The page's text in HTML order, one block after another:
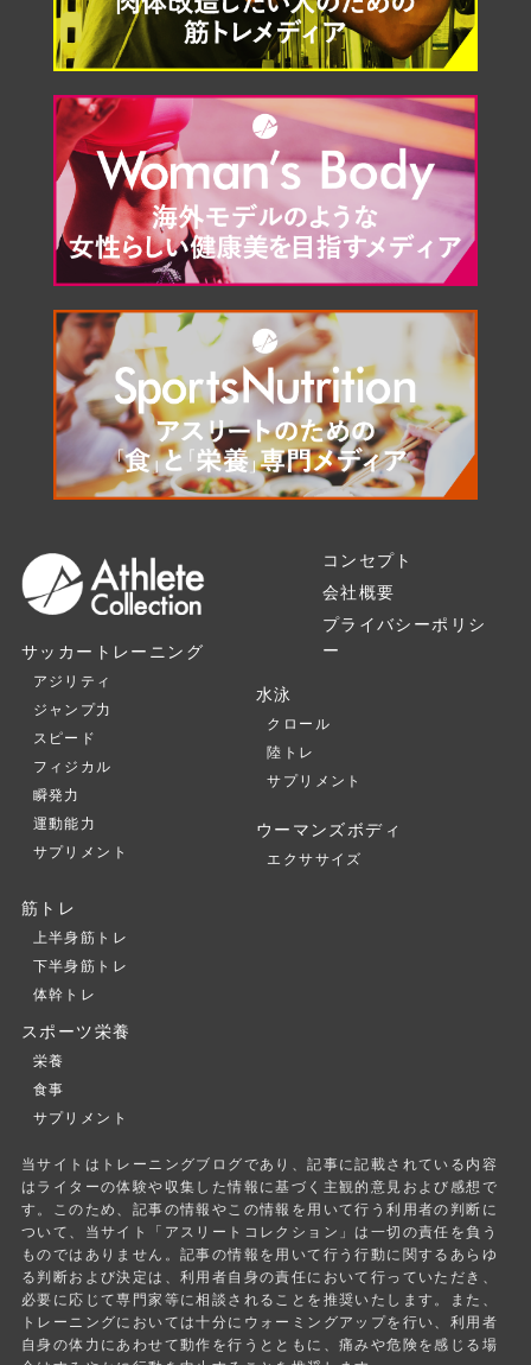
コンセプト
会社概要
プライバシーポリシ
ー
サッカートレーニング
アジリティ
ジャンプ力
スピード
フィジカル
瞬発力
運動能力
サプリメント
水泳
クロール
陸トレ
サプリメント
ウーマンズボディ
エクササイズ
筋トレ
上半身筋トレ
下半身筋トレ
体幹トレ
スポーツ栄養
栄養
食事
サプリメント
当サイトはトレーニングブログであり、記事に記載されている内容
はライターの体験や収集した情報に基づく主観的意見および感想で
す。このため、記事の情報やこの情報を用いて行う利用者の判断に
ついて、当サイト「アスリートコレクション」は一切の責任を負う
ものではありません。記事の情報を用いて行う行動に関するあらゆ
る判断および決定は、利用者自身の責任において行っていただき、
必要に応じて専門家等に相談されることを推奨いたします。また、
トレーニングにおいては十分にウォーミングアップを行い、利用者
自身の体力にあわせて動作を行うとともに、痛みや危険を感じる場